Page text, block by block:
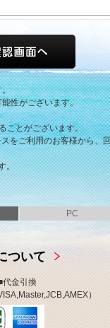
。
性がございます。
ことがございます。
ご利用のお客様から、
。
PC
ついて
代金引換
）